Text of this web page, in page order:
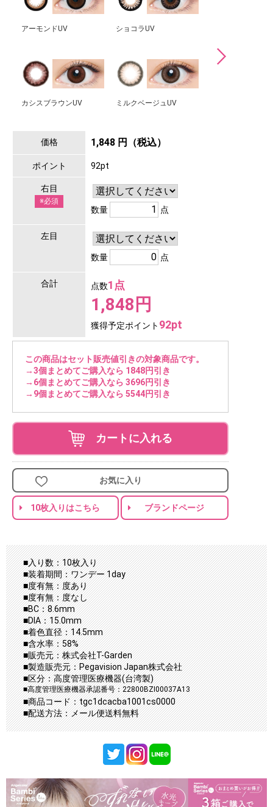
アーモンドUV ショコラUV
カシスブラウンUV ミルクベージュUV
価格 1,848 円（税込）
ポイント 92pt
右目
※必須
数量 点
左目
数量 点
合計 点数1点
1,848円
獲得予定ポイント 92pt
この商品はセット販売値引きの対象商品です。
→3個まとめてご購入なら 1848円引き
→6個まとめてご購入なら 3696円引き
→9個まとめてご購入なら 5544円引き
カートに入れる
お気に入り
10枚入りはこちら ブランドページ
■入り数：10枚入り
■装着期間：ワンデー 1day
■度有無：度あり
■度有無：度なし
■BC：8.6mm
■DIA：15.0mm
■着色直径：14.5mm
■含水率：58%
■販売元：株式会社T-Garden
■製造販売元：Pegavision Japan株式会社
■区分：高度管理医療機器(台湾製)
■高度管理医療機器承認番号：22800BZI00037A13
■商品コード：tgc1dcacba1001cs0000
■配送方法：メール便送料無料